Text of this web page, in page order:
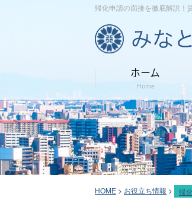
帰化申請の面接を徹底解説！
ホーム
Home
HOME > お役立ち情報 > 帰